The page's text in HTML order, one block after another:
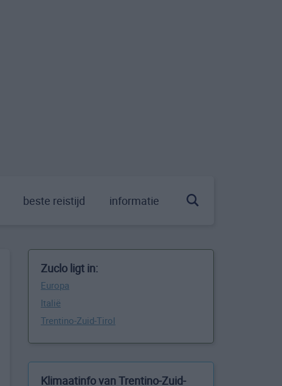
beste reistijd informatie
Zuclo ligt in:
Europa
Italië
Trentino-Zuid-Tirol
Klimaatinfo van Trentino-Zuid-